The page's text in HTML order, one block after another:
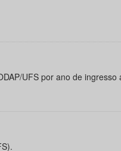
UFS por ano de ingresso